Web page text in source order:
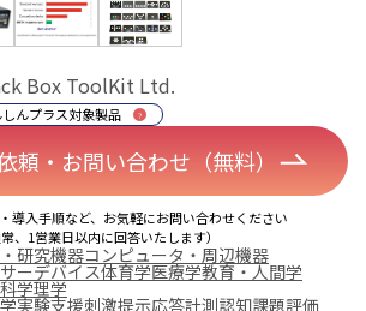
Box ToolKit Ltd.
しんプラス対象製品
頼・お問い合わせ（無料）
導入手順など、お気軽にお問い合わせください
常、1営業日以内に回答いたします）
研究機器コンピュータ・周辺機器
ーデバイス体育学医療学教育・人間学
学理学
実験支援刺激提示応答計測認知課題評価